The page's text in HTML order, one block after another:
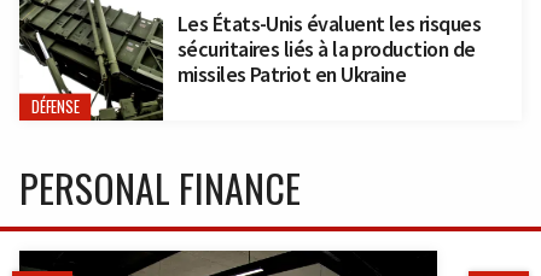
DÉFENSE
Les États-Unis évaluent les risques
sécuritaires liés à la production de
missiles Patriot en Ukraine
PERSONAL FINANCE